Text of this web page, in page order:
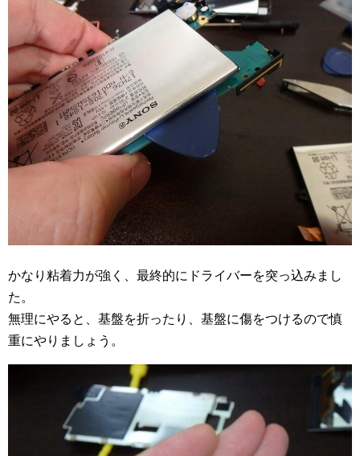
かなり粘着力が強く、最終的にドライバーを突っ込みまし
た。
無理にやると、基盤を折ったり、基盤に傷をつけるので慎
重にやりましょう。